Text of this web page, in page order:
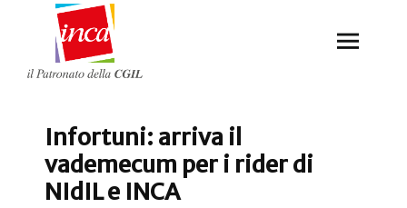
Infortuni: arriva il
vademecum per i rider di
NIdIL e INCA